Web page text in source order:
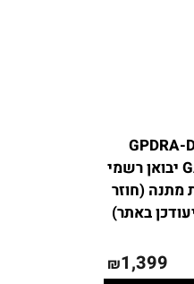
GPDRA-
GAMING TABLE יבואן רשמי
מתנה (חוזר
באתר)
₪1,399